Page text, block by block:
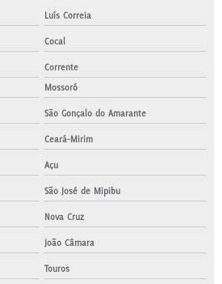
Luís Correia
Cocal
Corrente
Mossoró
São Gonçalo do Amarante
Ceará-Mirim
Açu
São José de Mipibu
Nova Cruz
João Câmara
Touros